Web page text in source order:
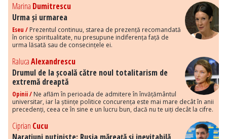
Marina Dumitrescu
Urma și urmarea
Eseu / Prezentul continuu, starea de prezență recomandată
în orice spiritualitate, nu presupune indiferența față de
urma lăsată sau de consecințele ei.
RalucaAlexandrescu
Drumul de la școală către noul totalitarism de
extremă dreaptă
Opinii / Ne aflăm în perioada de admitere în învățământul
universitar, iar la științe politice concurența este mai mare decât în anii
precedenți, ceea ce în sine e un lucru bun, dacă nu te uiți decât la cifre.
Ciprian Cucu